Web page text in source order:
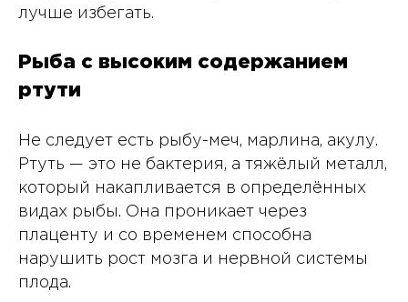
лучше избегать.
Рыба с высоким содержанием
ртути
Не следует есть рыбу-меч, марлина, акулу.
Ртуть — это не бактерия, а тяжёлый металл,
который накапливается в определённых
видах рыбы. Она проникает через
плаценту и со временем способна
нарушить рост мозга и нервной системы
плода.